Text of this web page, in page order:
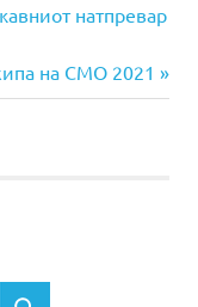
натпревар
на СМО 2021